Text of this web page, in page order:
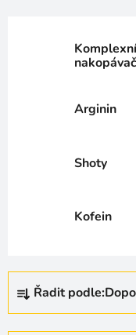
Komplexní
Arginin
Shoty
Kofein
Ř
z
Řadit podle: